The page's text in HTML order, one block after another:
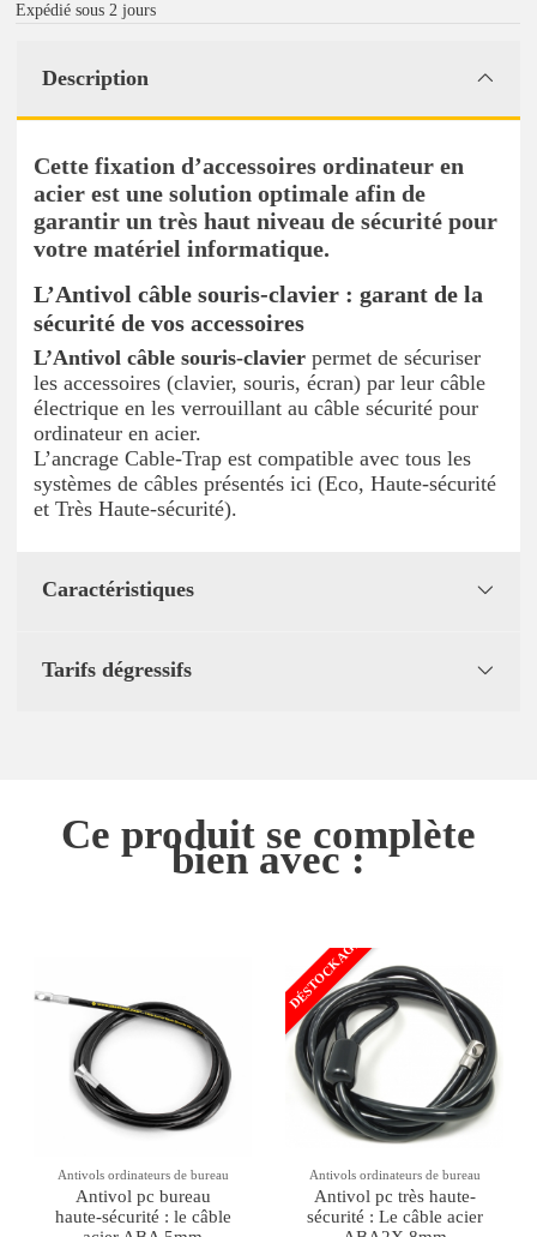
Expédié sous 2 jours
Description
Cette fixation d’accessoires ordinateur en
acier est une solution optimale afin de
garantir un très haut niveau de sécurité pour
votre matériel informatique.
L’Antivol câble souris-clavier : garant de la
sécurité de vos accessoires
L’Antivol câble souris-clavier permet de sécuriser
les accessoires (clavier, souris, écran) par leur câble
électrique en les verrouillant au câble sécurité pour
ordinateur en acier.
L’ancrage Cable-Trap est compatible avec tous les
systèmes de câbles présentés ici (Eco, Haute-sécurité
et Très Haute-sécurité).
Caractéristiques
Tarifs dégressifs
Ce produit se complète
bien avec :
Antivols ordinateurs de bureau
Antivol pc bureau
haute-sécurité : le câble
DÉSTOCKAGE
Antivols ordinateurs de bureau
Antivol pc très haute-
sécurité : Le câble acier